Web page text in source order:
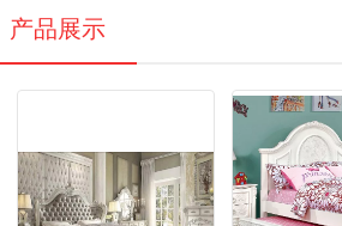
产品展示